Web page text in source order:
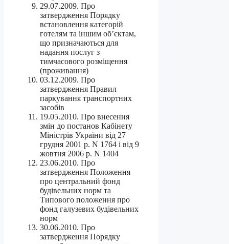
29.07.2009. Про
затвердження Порядку
встановлення категорій
готелям та іншим об’єктам,
що призначаються для
надання послуг з
тимчасового розміщення
(проживання)
03.12.2009. Про
затвердження Правил
паркування транспортних
засобів
19.05.2010. Про внесення
змін до постанов Кабінету
Міністрів України від 27
грудня 2001 р. N 1764 і від 9
жовтня 2006 р. N 1404
23.06.2010. Про
затвердження Положення
про центральний фонд
будівельних норм та
Типового положення про
фонд галузевих будівельних
норм
30.06.2010. Про
затвердження Порядку